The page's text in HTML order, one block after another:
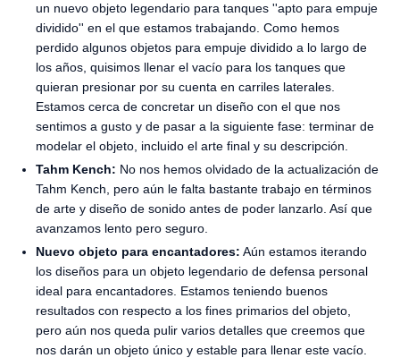
un nuevo objeto legendario para tanques ''apto para empuje
dividido'' en el que estamos trabajando. Como hemos
perdido algunos objetos para empuje dividido a lo largo de
los años, quisimos llenar el vacío para los tanques que
quieran presionar por su cuenta en carriles laterales.
Estamos cerca de concretar un diseño con el que nos
sentimos a gusto y de pasar a la siguiente fase: terminar de
modelar el objeto, incluido el arte final y su descripción.
Tahm Kench: No nos hemos olvidado de la actualización de
Tahm Kench, pero aún le falta bastante trabajo en términos
de arte y diseño de sonido antes de poder lanzarlo. Así que
avanzamos lento pero seguro.
Nuevo objeto para encantadores: Aún estamos iterando
los diseños para un objeto legendario de defensa personal
ideal para encantadores. Estamos teniendo buenos
resultados con respecto a los fines primarios del objeto,
pero aún nos queda pulir varios detalles que creemos que
nos darán un objeto único y estable para llenar este vacío.